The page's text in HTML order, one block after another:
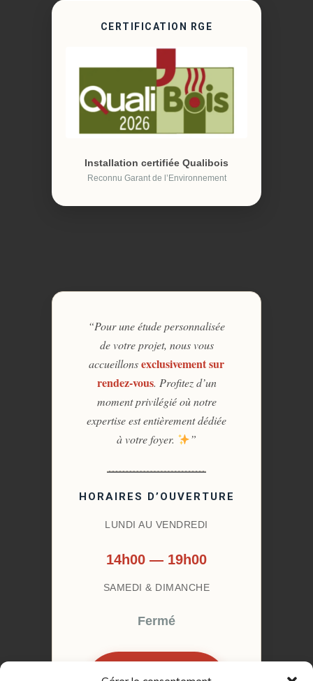
CERTIFICATION RGE
Installation certifiée Qualibois
Reconnu Garant de l’Environnement
“Pour une étude personnalisée
de votre projet, nous vous
accueillonsexclusivement sur
rendez-vous. Profitez d’un
moment privilégié où notre
expertise est entièrement dédiée
à votre foyer.
”
HORAIRES D’OUVERTURE
LUNDI AU VENDREDI
14h00 — 19h00
SAMEDI & DIMANCHE
Fermé